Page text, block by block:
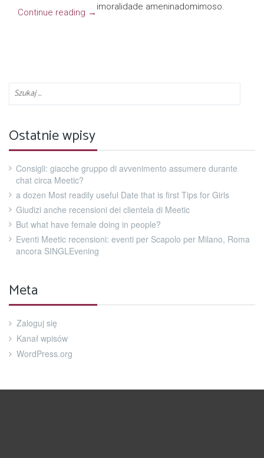
imoralidade ameninadomimoso.
Continue reading →
Ostatnie wpisy
Consigli: giacche gruppo di avvenimento assumere durante
chat circa Meetic?
a dozen Most readily useful Date that is first Tips for Girls
Giudizi anche recensioni dei clientela di Meetic
But what have female doing in people?
Eventi Meetic recensioni: eventi per Scapolo per Milano, Roma
ancora SINGLEvening
Meta
Zaloguj się
Kanał wpisów
WordPress.org